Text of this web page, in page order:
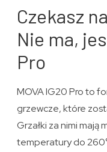
Czekasz
Nie ma,
Pro
MOVA IG20 Pro to
grzewcze, które
Grzałki za nimi
temperatury do